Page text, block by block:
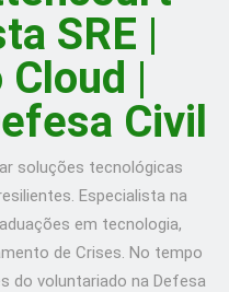
SRE |
|
Civil
soluções tecnológicas
Especialista na
em tecnologia,
de Crises. No tempo
do voluntariado na Defesa